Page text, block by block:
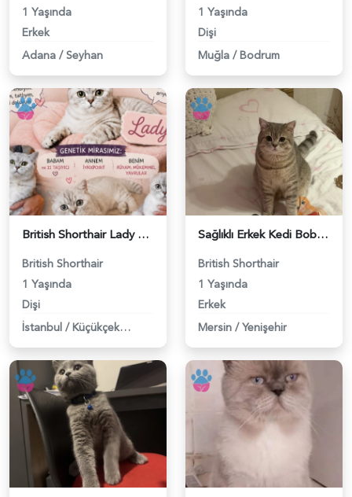
1 Yaşında
Erkek
Adana / Seyhan
1 Yaşında
Dişi
Muğla / Bodrum
British Shorthair Lady kociş arıyor - 118984656
British Shorthair
1 Yaşında
Dişi
İstanbul / Küçükçekmece
Sağlıklı Erkek Kedi Bobi’ye Eş Aranıyor - 118984657
British Shorthair
1 Yaşında
Erkek
Mersin / Yenişehir